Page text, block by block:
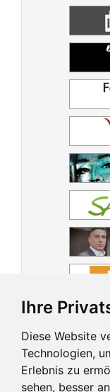
Ihre
Diese Website
Technologien,
Erlebnis zu
sehen, besser